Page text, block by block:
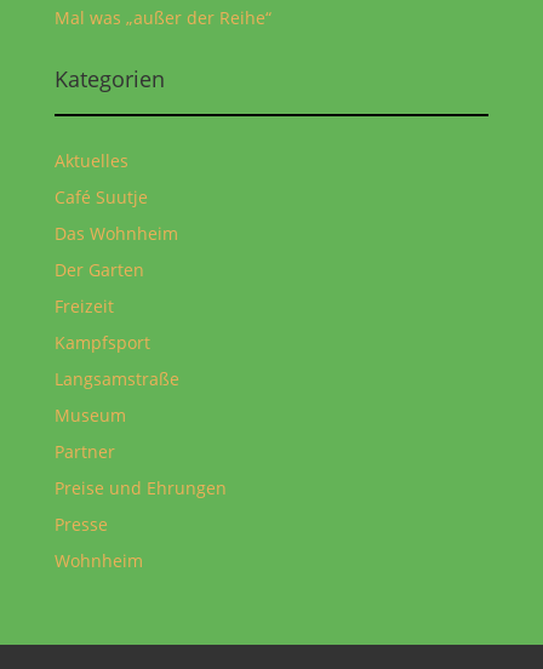
Mal was „außer der Reihe“
Kategorien
Aktuelles
Café Suutje
Das Wohnheim
Der Garten
Freizeit
Kampfsport
Langsamstraße
Museum
Partner
Preise und Ehrungen
Presse
Wohnheim